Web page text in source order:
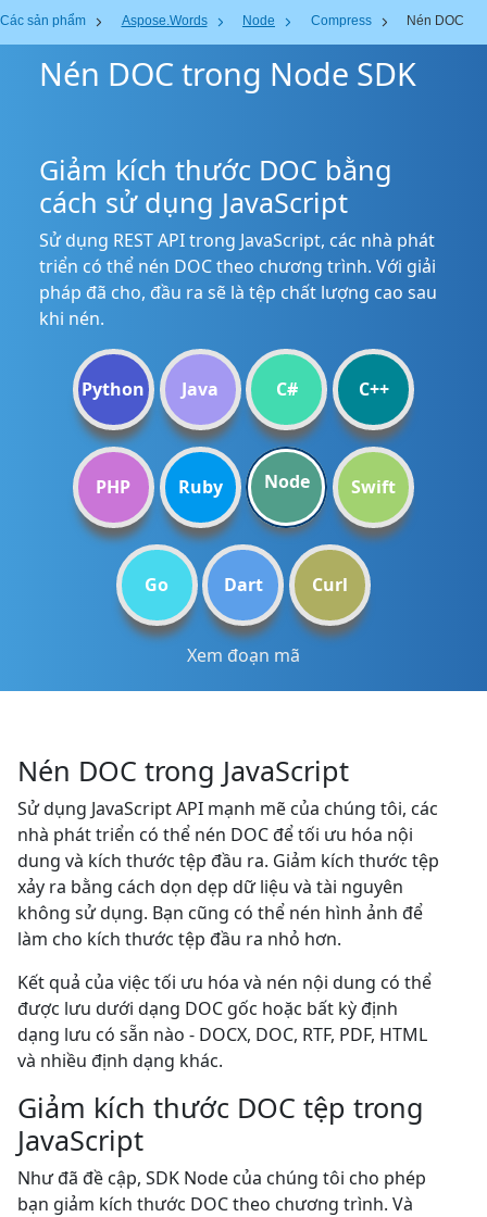
Các sản phẩm Aspose.Words Node Compress Nén DOC
Nén DOC trong Node SDK
Giảm kích thước DOC bằng
cách sử dụng JavaScript
Sử dụng REST API trong JavaScript, các nhà phát
triển có thể nén DOC theo chương trình. Với giải
pháp đã cho, đầu ra sẽ là tệp chất lượng cao sau
khi nén.
Python Java C# C++
PHP Ruby Node Swift
Go Dart Curl
Xem đoạn mã
Nén DOC trong JavaScript
Sử dụng JavaScript API mạnh mẽ của chúng tôi, các
nhà phát triển có thể nén DOC để tối ưu hóa nội
dung và kích thước tệp đầu ra. Giảm kích thước tệp
xảy ra bằng cách dọn dẹp dữ liệu và tài nguyên
không sử dụng. Bạn cũng có thể nén hình ảnh để
làm cho kích thước tệp đầu ra nhỏ hơn.
Kết quả của việc tối ưu hóa và nén nội dung có thể
được lưu dưới dạng DOC gốc hoặc bất kỳ định
dạng lưu có sẵn nào - DOCX, DOC, RTF, PDF, HTML
và nhiều định dạng khác.
Giảm kích thước DOC tệp trong
JavaScript
Như đã đề cập, SDK Node của chúng tôi cho phép
bạn giảm kích thước DOC theo chương trình. Và